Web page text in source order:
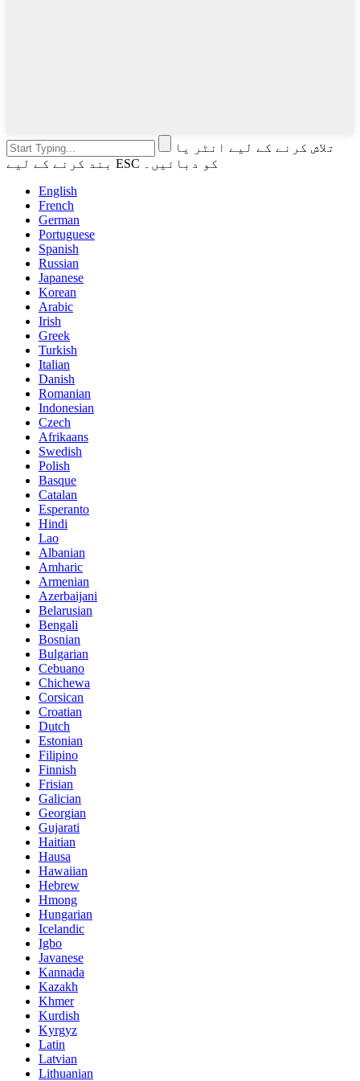
تلاش کرنے کے لیے انٹر یا
بند کرنے کے لیے ESC کو دبائیں۔
English
French
German
Portuguese
Spanish
Russian
Japanese
Korean
Arabic
Irish
Greek
Turkish
Italian
Danish
Romanian
Indonesian
Czech
Afrikaans
Swedish
Polish
Basque
Catalan
Esperanto
Hindi
Lao
Albanian
Amharic
Armenian
Azerbaijani
Belarusian
Bengali
Bosnian
Bulgarian
Cebuano
Chichewa
Corsican
Croatian
Dutch
Estonian
Filipino
Finnish
Frisian
Galician
Georgian
Gujarati
Haitian
Hausa
Hawaiian
Hebrew
Hmong
Hungarian
Icelandic
Igbo
Javanese
Kannada
Kazakh
Khmer
Kurdish
Kyrgyz
Latin
Latvian
Lithuanian